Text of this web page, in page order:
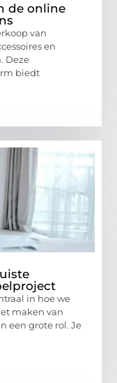
de online
van
en
Deze
biedt
in hoe we
maken van
een grote rol. Je